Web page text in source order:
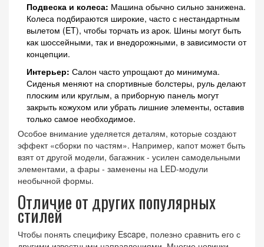
Подвеска и колеса: Машина обычно сильно занижена.
Колеса подбираются широкие, часто с нестандартным
вылетом (ET), чтобы торчать из арок. Шины могут быть
как шоссейными, так и внедорожными, в зависимости от
концепции.
Интерьер: Салон часто упрощают до минимума.
Сиденья меняют на спортивные болстеры, руль делают
плоским или круглым, а приборную панель могут
закрыть кожухом или убрать лишние элементы, оставив
только самое необходимое.
Особое внимание уделяется деталям, которые создают
эффект «сборки по частям». Например, капот может быть
взят от другой модели, багажник - усилен самодельными
элементами, а фары - заменены на LED-модули
необычной формы.
Отличие от других популярных
стилей
Чтобы понять специфику Escape, полезно сравнить его с